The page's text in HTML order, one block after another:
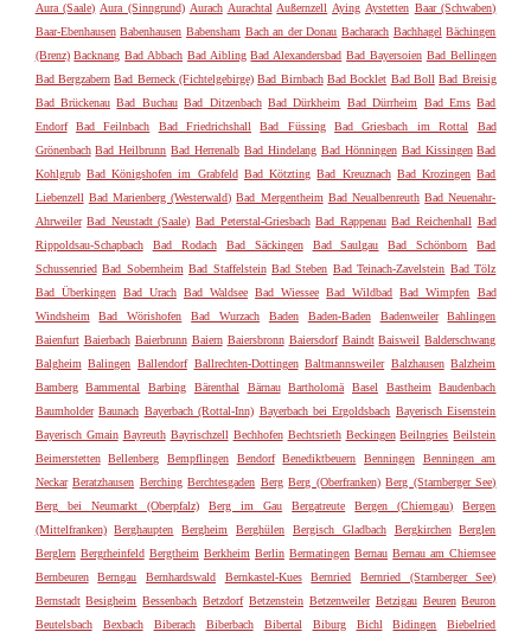
Aura (Saale) Aura (Sinngrund) Aurach Aurachtal Außernzell Aying Aystetten Baar (Schwaben)
Baar-Ebenhausen Babenhausen Babensham Bach an der Donau Bacharach Bachhagel Bächingen
(Brenz) Backnang Bad Abbach Bad Aibling Bad Alexandersbad Bad Bayersoien Bad Bellingen
Bad Bergzabern Bad Berneck (Fichtelgebirge) Bad Birnbach Bad Bocklet Bad Boll Bad Breisig
Bad Brückenau Bad Buchau Bad Ditzenbach Bad Dürkheim Bad Dürrheim Bad Ems Bad
Endorf
Bad Feilnbach Bad Friedrichshall Bad Füssing Bad Griesbach im Rottal
Bad
Grönenbach Bad Heilbrunn Bad Herrenalb Bad Hindelang Bad Hönningen Bad Kissingen Bad
Kohlgrub Bad Königshofen im Grabfeld Bad Kötzting Bad Kreuznach Bad Krozingen Bad
Liebenzell Bad Marienberg (Westerwald) Bad Mergentheim Bad Neualbenreuth Bad Neuenahr-
Ahrweiler Bad Neustadt (Saale) Bad Peterstal-Griesbach Bad Rappenau Bad Reichenhall Bad
Rippoldsau-Schapbach
Bad Rodach Bad Säckingen Bad Saulgau Bad Schönborn
Bad
Schussenried Bad Sobernheim Bad Staffelstein Bad Steben Bad Teinach-Zavelstein Bad Tölz
Bad Überkingen Bad Urach Bad Waldsee Bad Wiessee Bad Wildbad Bad Wimpfen
Bad
Windsheim
Bad Wörishofen Bad Wurzach Baden Baden-Baden Badenweiler
Bahlingen
Baienfurt Baierbach Baierbrunn Baiern Baiersbronn Baiersdorf Baindt Baisweil Balderschwang
Balgheim Balingen Ballendorf Ballrechten-Dottingen Baltmannsweiler Balzhausen Balzheim
Bamberg
Bammental Barbing Bärenthal Bärnau Bartholomä Basel Bastheim
Baudenbach
Baumholder Baunach Bayerbach (Rottal-Inn) Bayerbach bei Ergoldsbach Bayerisch Eisenstein
Bayerisch Gmain Bayreuth Bayrischzell Bechhofen Bechtsrieth Beckingen Beilngries Beilstein
Beimerstetten
Bellenberg Bempflingen Bendorf Benediktbeuern Benningen
Benningen am
Neckar Beratzhausen Berching Berchtesgaden Berg Berg (Oberfranken) Berg (Starnberger See)
Berg bei Neumarkt (Oberpfalz)
Berg im Gau Bergatreute Bergen (Chiemgau)
Bergen
(Mittelfranken)
Berghaupten Bergheim Berghülen Bergisch Gladbach Bergkirchen
Berglen
Berglern Bergrheinfeld Bergtheim Berkheim Berlin Bermatingen Bernau Bernau am Chiemsee
Bernbeuren
Berngau Bernhardswald Bernkastel-Kues Bernried
Bernried (Starnberger See)
Bernstadt Besigheim Bessenbach Betzdorf Betzenstein Betzenweiler Betzigau Beuren Beuron
Beutelsbach
Bexbach Biberach Biberbach Bibertal Biburg Bichl Bidingen
Biebelried